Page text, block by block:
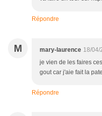
Répondre
M mary-laurence 18/04/
je vien de les faires
gout car j'aie fait la
Répondre